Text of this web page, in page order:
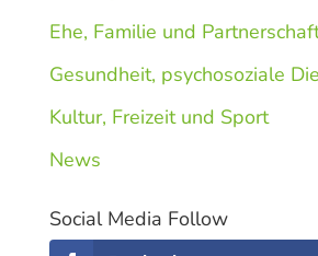
Ehe, Familie und
Gesundheit, psychosoziale
Kultur, Freizeit und Sport
News
Social Media Follow